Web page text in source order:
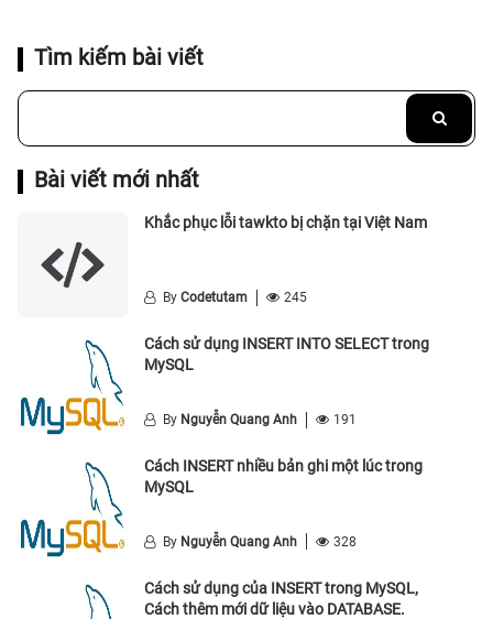
Tìm kiếm bài viết
Bài viết mới nhất
Khắc phục lỗi tawkto bị chặn tại Việt Nam
By Codetutam 245
Cách sử dụng INSERT INTO SELECT trong
MySQL
By Nguyễn Quang Anh 191
Cách INSERT nhiều bản ghi một lúc trong
MySQL
By Nguyễn Quang Anh 328
Cách sử dụng của INSERT trong MySQL,
Cách thêm mới dữ liệu vào DATABASE.